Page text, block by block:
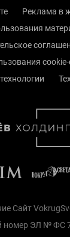
Реклама в
Сайт
номер ЭЛ № ФС